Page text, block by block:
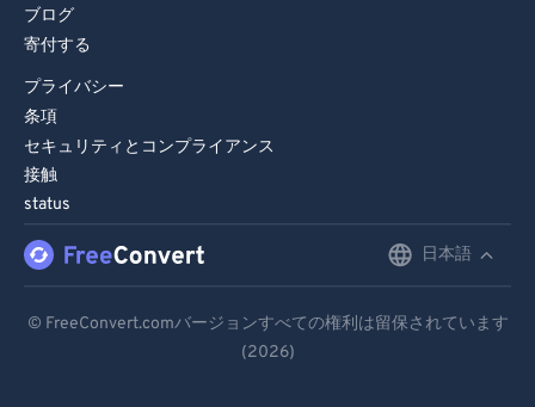
ブログ
寄付する
プライバシー
条項
セキュリティとコンプライアンス
接触
status
日本語
Español
© FreeConvert.comバージョンすべての権利は留保されています
(2026)